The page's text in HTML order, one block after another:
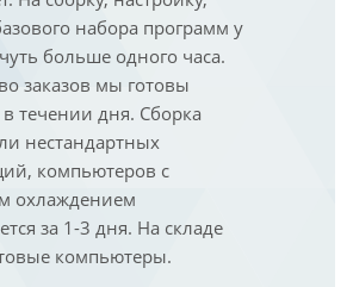
набора программ у
больше одного часа.
заказов мы готовы
течении дня. Сборка
нестандартных
компьютеров с
охлаждением
за 1-3 дня. На складе
компьютеры.